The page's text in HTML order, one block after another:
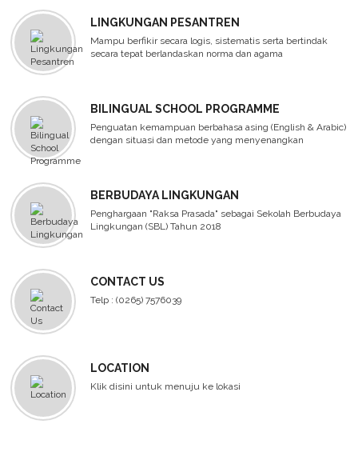
LINGKUNGAN PESANTREN
Mampu berfikir secara logis, sistematis serta bertindak
secara tepat berlandaskan norma dan agama
BILINGUAL SCHOOL PROGRAMME
Penguatan kemampuan berbahasa asing (English & Arabic)
dengan situasi dan metode yang menyenangkan
BERBUDAYA LINGKUNGAN
Penghargaan "Raksa Prasada" sebagai Sekolah Berbudaya
Lingkungan (SBL) Tahun 2018
CONTACT US
Telp : (0265) 7576039
LOCATION
Klik disini untuk menuju ke lokasi